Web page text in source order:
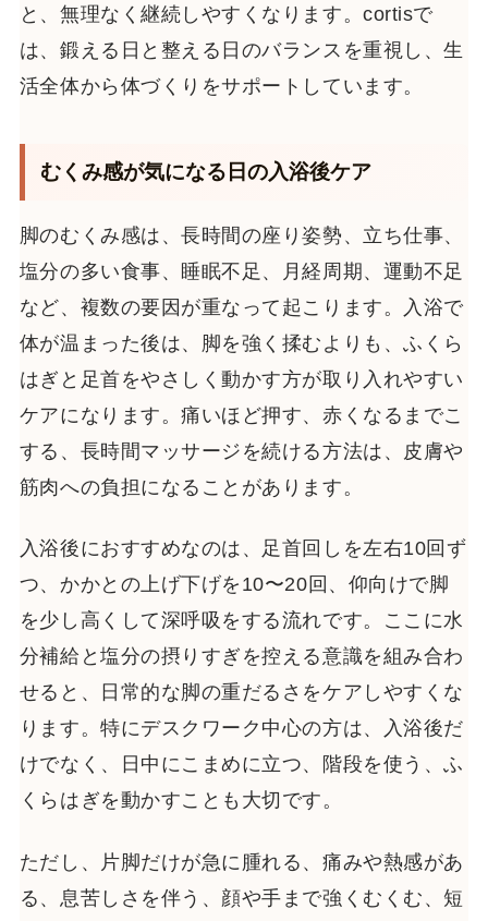
と、無理なく継続しやすくなります。cortisで
は、鍛える日と整える日のバランスを重視し、生
活全体から体づくりをサポートしています。
むくみ感が気になる日の入浴後ケア
脚のむくみ感は、長時間の座り姿勢、立ち仕事、
塩分の多い食事、睡眠不足、月経周期、運動不足
など、複数の要因が重なって起こります。入浴で
体が温まった後は、脚を強く揉むよりも、ふくら
はぎと足首をやさしく動かす方が取り入れやすい
ケアになります。痛いほど押す、赤くなるまでこ
する、長時間マッサージを続ける方法は、皮膚や
筋肉への負担になることがあります。
入浴後におすすめなのは、足首回しを左右10回ず
つ、かかとの上げ下げを10〜20回、仰向けで脚
を少し高くして深呼吸をする流れです。ここに水
分補給と塩分の摂りすぎを控える意識を組み合わ
せると、日常的な脚の重だるさをケアしやすくな
ります。特にデスクワーク中心の方は、入浴後だ
けでなく、日中にこまめに立つ、階段を使う、ふ
くらはぎを動かすことも大切です。
ただし、片脚だけが急に腫れる、痛みや熱感があ
る、息苦しさを伴う、顔や手まで強くむくむ、短